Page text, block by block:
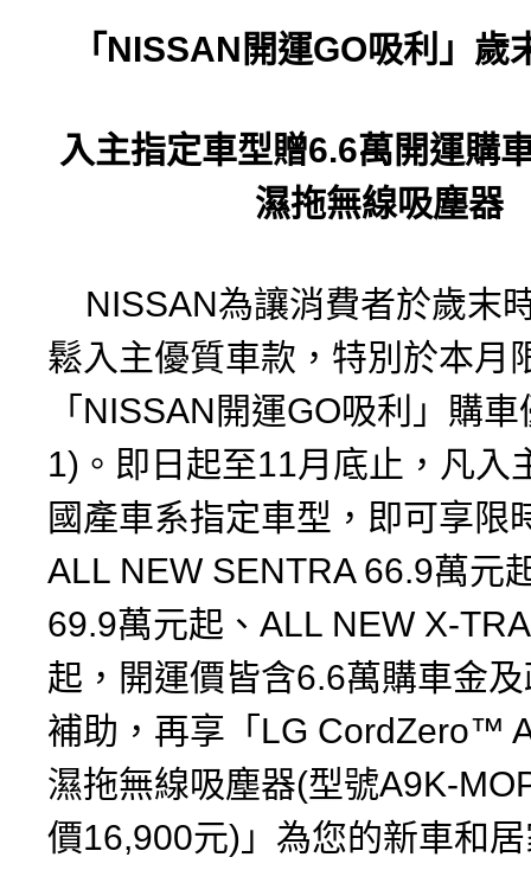
「 NISSAN 開運GO吸利」歲
入主指定車型贈6.6萬開運購
濕拖無線吸塵器
NISSAN為讓消費者於歲末
鬆入主優質車款，特別於本月
「NISSAN開運GO吸利」購
1)。即日起至11月底止，凡入
國產車系指定車型，即可享限
ALL NEW SENTRA 66.9萬元
69.9萬元起、ALL NEW X-
起，開運價皆含6.6萬購車金
補助，再享「LG CordZero™
濕拖無線吸塵器(型號A9K-
價16,900元)」為您的新車和